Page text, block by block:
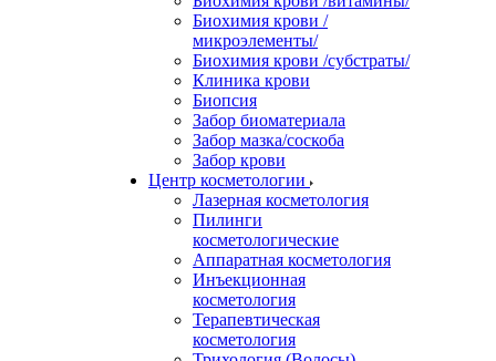
Биохимия крови /
микроэлементы/
Биохимия крови /субстраты/
Клиника крови
Биопсия
Забор биоматериала
Забор мазка/соскоба
Забор крови
Центр косметологии
Лазерная косметология
Пилинги
косметологические
Аппаратная косметология
Инъекционная
косметология
Терапевтическая
косметология